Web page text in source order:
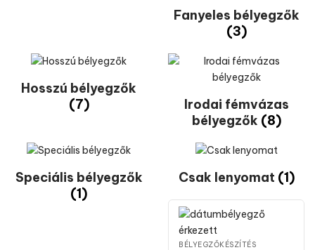
Fanyeles bélyegzők
(3)
Hosszú bélyegzők
(7)
Irodai fémvázas
bélyegzők (8)
Speciális bélyegzők
(1)
Csak lenyomat (1)
BÉLYEGZŐKÉSZÍTÉS